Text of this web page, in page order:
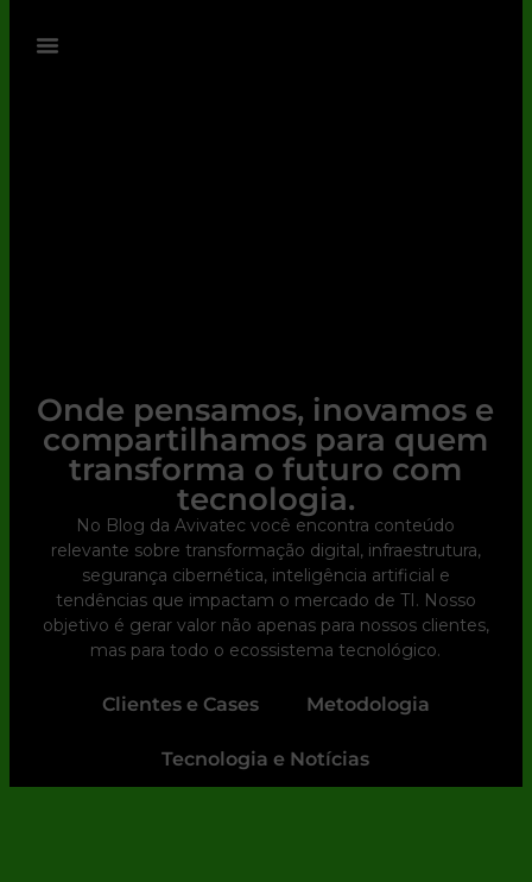
Onde pensamos, inovamos e
compartilhamos para quem
transforma o futuro com
tecnologia.
No Blog da Avivatec você encontra conteúdo
relevante sobre transformação digital, infraestrutura,
segurança cibernética, inteligência artificial e
tendências que impactam o mercado de TI. Nosso
objetivo é gerar valor não apenas para nossos clientes,
mas para todo o ecossistema tecnológico.
Clientes e Cases Metodologia
Tecnologia e Notícias